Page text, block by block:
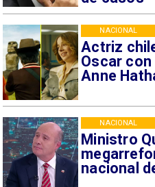
Actriz
Oscar con
Anne
NACIONAL
Ministro
nacional
NACIONAL